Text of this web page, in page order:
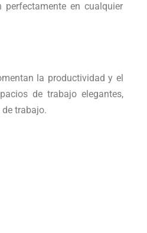
en cualquier
la productividad y el
de trabajo elegantes,
trabajo.